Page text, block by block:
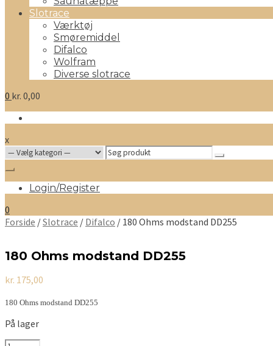
Slotrace
Værktøj
Smøremiddel
Difalco
Wolfram
Diverse slotrace
0 kr. 0,00
x
Search
for:
Login/Register
0
Forside /Slotrace / Difalco / 180 Ohms modstand DD255
180 Ohms modstand DD255
kr. 175,00
180 Ohms modstand DD255
På lager